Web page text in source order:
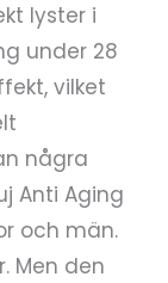
lyster i
under 28
vilket
några
Anti Aging
och män.
Men den